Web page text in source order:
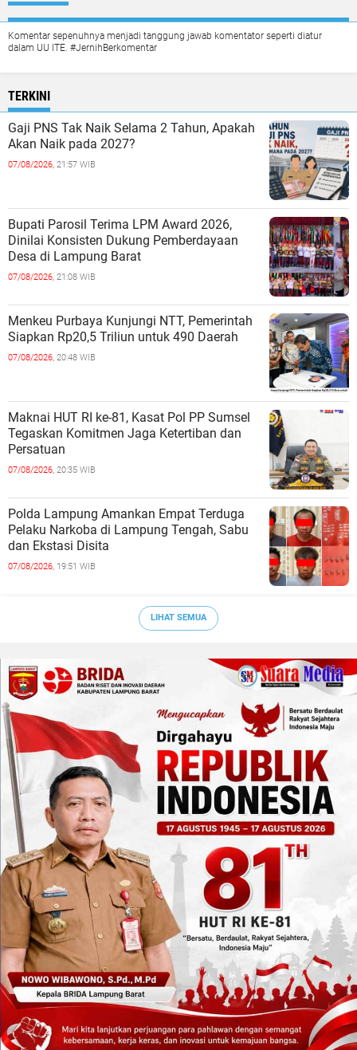
Komentar sepenuhnya menjadi tanggung jawab komentator seperti diatur
dalam UU ITE. #JernihBerkomentar
TERKINI
Gaji PNS Tak Naik Selama 2 Tahun, Apakah
Akan Naik pada 2027?
07/08/2026, 21:57 WIB
Bupati Parosil Terima LPM Award 2026,
Dinilai Konsisten Dukung Pemberdayaan
Desa di Lampung Barat
07/08/2026, 21:08 WIB
Menkeu Purbaya Kunjungi NTT, Pemerintah
Siapkan Rp20,5 Triliun untuk 490 Daerah
07/08/2026, 20:48 WIB
Maknai HUT RI ke-81, Kasat Pol PP Sumsel
Tegaskan Komitmen Jaga Ketertiban dan
Persatuan
07/08/2026, 20:35 WIB
Polda Lampung Amankan Empat Terduga
Pelaku Narkoba di Lampung Tengah, Sabu
dan Ekstasi Disita
07/08/2026, 19:51 WIB
LIHAT SEMUA